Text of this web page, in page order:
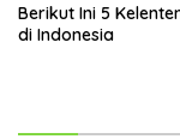
Berikut Ini 5
di Indonesia